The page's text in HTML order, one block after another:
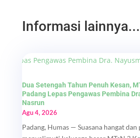
Informasi lainnya...
Dua Setengah Tahun Penuh Kesan,
Padang Lepas Pengawas Pembina
Nasrun
Agu 4, 2026
Padang, Humas — Suasana hangat dan